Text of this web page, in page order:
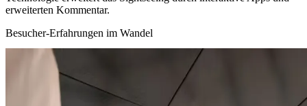
erweiterten Kommentar.
Besucher-Erfahrungen im Wandel